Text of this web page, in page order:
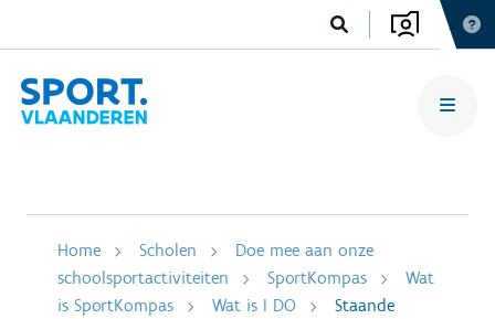
Home Scholen
Doe mee aan onze
schoolsportactiviteiten
SportKompas
Wat
is SportKompas
Wat is I DO
Staande